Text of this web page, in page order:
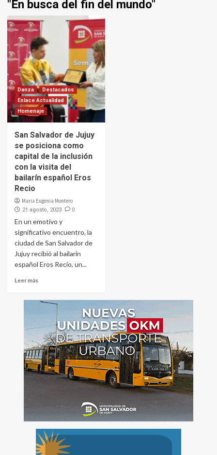
"En busca del fin del mundo"
Danza
Destacados
Enlace Actualidad
Homenaje
San Salvador de Jujuy
se posiciona como
capital de la inclusión
con la visita del
bailarín español Eros
Recio
Maria Eugenia Montero
21 agosto, 2023 0
En un emotivo y
significativo encuentro, la
ciudad de San Salvador de
Jujuy recibió al bailarín
español Eros Recio, un...
Leer más